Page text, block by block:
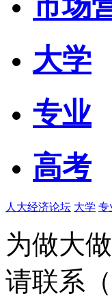
大学
专业
高考
人大经济论坛 大学 专
为做大
请联系（